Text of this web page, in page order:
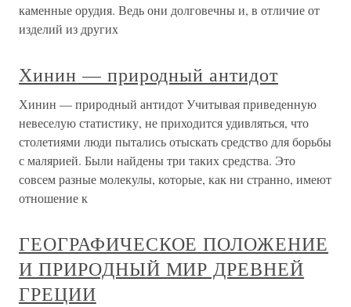
каменные орудия. Ведь они долговечны и, в отличие от
изделий из других
Хинин — природный антидот
Хинин — природный антидот Учитывая приведенную
невеселую статистику, не приходится удивляться, что
столетиями люди пытались отыскать средство для борьбы
с малярией. Были найдены три таких средства. Это
совсем разные молекулы, которые, как ни странно, имеют
отношение к
ГЕОГРАФИЧЕСКОЕ ПОЛОЖЕНИЕ
И ПРИРОДНЫЙ МИР ДРЕВНЕЙ
ГРЕЦИИ